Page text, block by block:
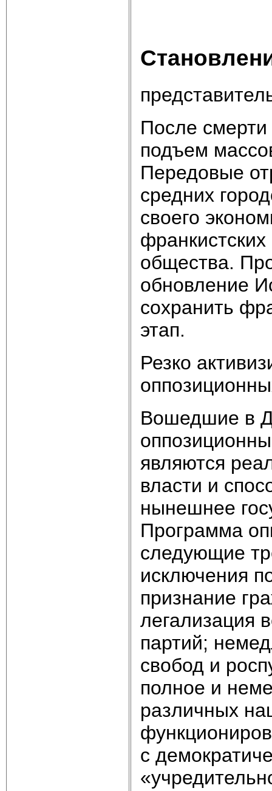
После
подъем
Передовые
средних
своего
общества.
обновление
сохранить
этап.
Резко
Вошедшие в
являются
власти и
нынешнее
Программа
следующие
исключения
признание
легализация
партий;
свобод и
полное и
различных
с